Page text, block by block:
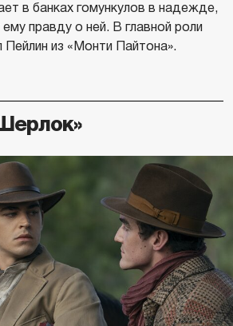
в банках гомункулов в надежде,
правду о ней. В главной роли
Пейлин из «Монти Пайтона».